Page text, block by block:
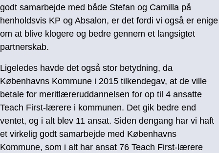
godt samarbejde med både Stefan og Camilla på
henholdsvis KP og Absalon, er det fordi vi også er enige
om at blive klogere og bedre gennem et langsigtet
partnerskab.
Ligeledes havde det også stor betydning, da
Københavns Kommune i 2015 tilkendegav, at de ville
betale for meritlæreruddannelsen for op til 4 ansatte
Teach First-lærere i kommunen. Det gik bedre end
ventet, og i alt blev 11 ansat. Siden dengang har vi haft
et virkelig godt samarbejde med Københavns
Kommune, som i alt har ansat 76 Teach First-lærere